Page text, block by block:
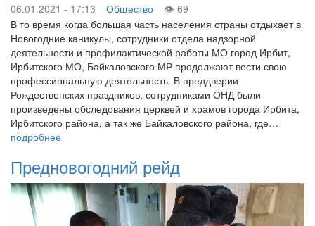
06.01.2021 - 17:13 Общество
69
В то время когда большая часть населения страны отдыхает в
Новогодние каникулы, сотрудники отдела надзорной
деятельности и профилактической работы МО город Ирбит,
Ирбитского МО, Байкаловского МР продолжают вести свою
профессиональную деятельность. В преддверии
Рождественских праздников, сотрудниками ОНД были
произведены обследования церквей и храмов города Ирбита,
Ирбитского района, а так же Байкаловского района, где…
подробнее
Предновогодний рейд